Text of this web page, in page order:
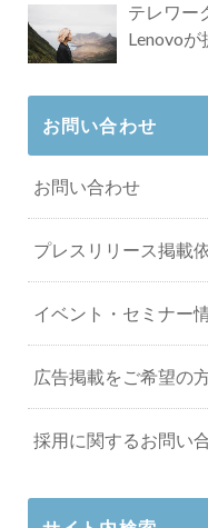
テレワー
Lenovo
お問い合わせ
お問い合わせ
プレスリリース掲載
イベント・セミナー
広告掲載をご希望の
採用に関するお問い